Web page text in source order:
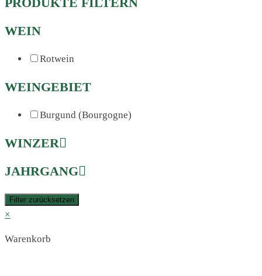
WEIN
Rotwein
WEINGEBIET
Burgund (Bourgogne)
WINZER
JAHRGANG
Filter zurücksetzen
×
Warenkorb